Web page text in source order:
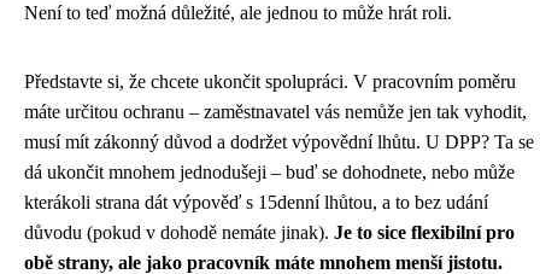
Není to teď možná důležité, ale jednou to může hrát roli.
Představte si, že chcete ukončit spolupráci. V pracovním poměru
máte určitou ochranu – zaměstnavatel vás nemůže jen tak vyhodit,
musí mít zákonný důvod a dodržet výpovědní lhůtu. U DPP? Ta se
dá ukončit mnohem jednodušeji – buď se dohodnete, nebo může
kterákoli strana dát výpověď s 15denní lhůtou, a to bez udání
důvodu (pokud v dohodě nemáte jinak). Je to sice flexibilní pro
obě strany, ale jako pracovník máte mnohem menší jistotu.